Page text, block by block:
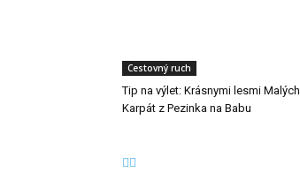
Cestovný ruch
Tip na výlet: Krásnymi lesmi Malých
Karpát z Pezinka na Babu